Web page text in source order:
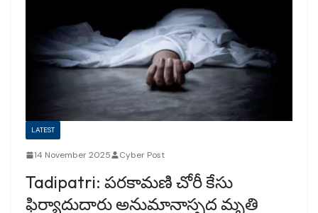
LATEST
14 November 2025 Cyber Post
Tadipatri: పరకామణి చోరీ కేసు
ఫిర్యాదుదారు అనుమానాస్పద మృతి